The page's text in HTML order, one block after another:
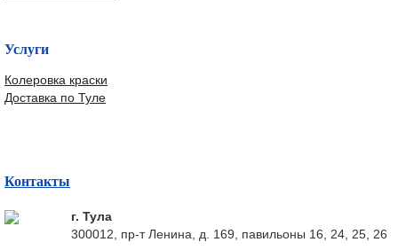
Услуги
Колеровка краски
Доставка по Туле
Контакты
г. Тула
300012, пр-т Ленина, д. 169, павильоны 16, 24, 25, 26